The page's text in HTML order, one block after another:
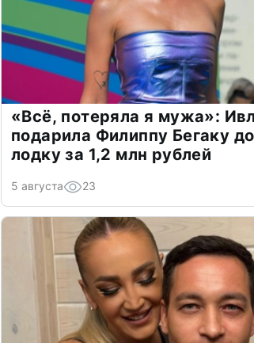
«Всё, потеряла я мужа»:
подарила Филиппу Бегаку
лодку за 1,2 млн рублей
5 августа 23